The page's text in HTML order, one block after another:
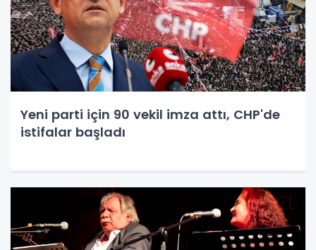
Yeni parti için 90 vekil imza attı, CHP'de
istifalar başladı